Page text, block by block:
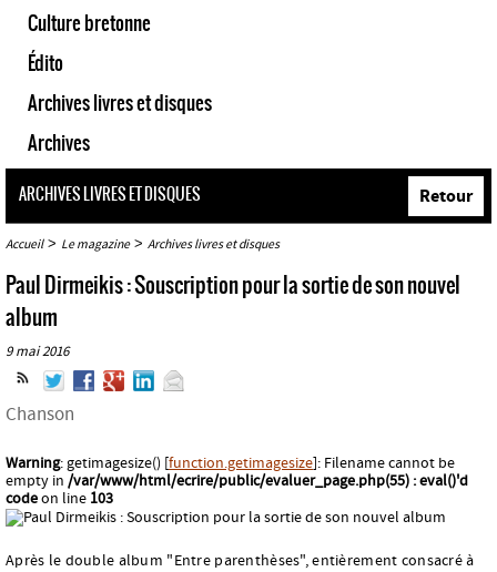
Culture bretonne
Édito
Archives livres et disques
Archives
ARCHIVES LIVRES ET DISQUES
Accueil> Le magazine> Archives livres et disques
Retour
Paul Dirmeikis : Souscription pour la sortie de son nouvel
album
9 mai 2016
Chanson
Warning: getimagesize() [function.getimagesize]: Filename cannot be
empty in /var/www/html/ecrire/public/evaluer_page.php(55) : eval()'d
codeon line 103
Après le double album "Entre parenthèses", entièrement consacré à